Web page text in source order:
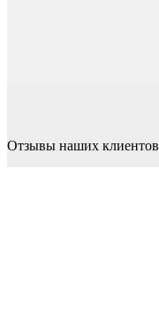
Отзывы наших клиентов